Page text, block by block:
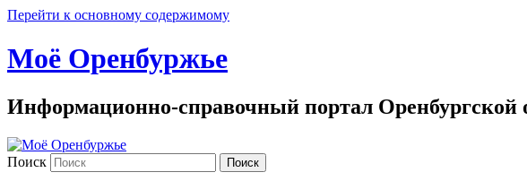
Перейти к основному содержимому
Моё Оренбуржье
Информационно-справочный портал Оренбургской
Поиск